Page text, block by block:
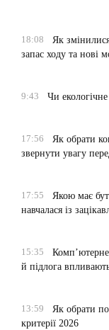
18:08
Як
запас ходу та нові
9:43
Чи
17:56
Як обрати
звернути увагу
17:55
Якою має
навчалася із
15:35
Комп’ютерне
й підлога
13:59
Як обрати
критерії 2026